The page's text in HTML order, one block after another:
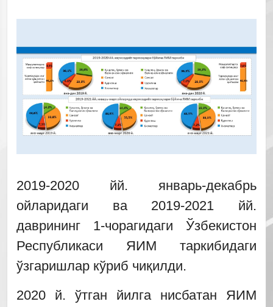
2019-2020 йй. январь-декабрь
ойларидаги ва 2019-2021 йй.
даврининг 1-чорагидаги Ўзбекистон
Республикаси ЯИМ таркибидаги
ўзгаришлар кўриб чиқилди.
2020 й. ўтган йилга нисбатан ЯИМ